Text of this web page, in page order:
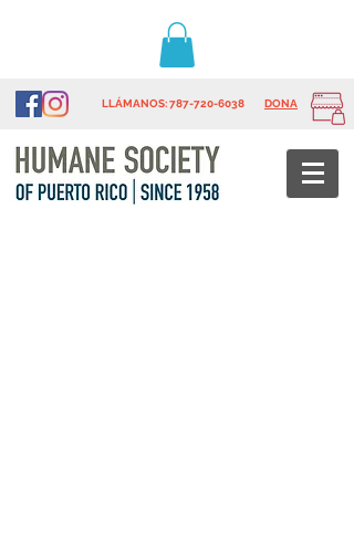
LLÁMANOS: 787-720-6038 DONA